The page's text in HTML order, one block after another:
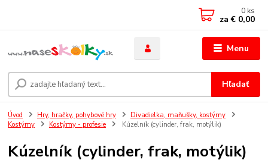
Menu
Hľadať
0 ks
za € 0,00
Úvod Hry, hračky, pohybové hry
Divadielka, maňušky, kostýmy
Kostýmy
Kostýmy - profesie Kúzelník (cylinder, frak, motýlik)
Kúzelník (cylinder, frak, motýlik)